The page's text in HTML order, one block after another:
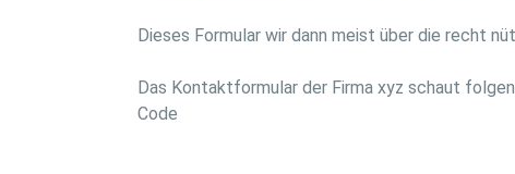
Dieses Formular wir dann meist über die recht
Das Kontaktformular der Firma xyz schaut
Code